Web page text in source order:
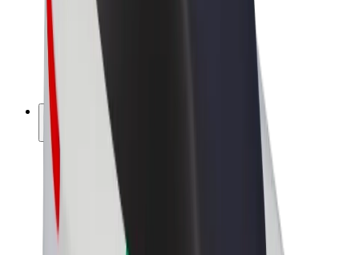
Ingresos de repartidor
Comercios de Bolt Food
Franquicias
Empresa
Trabaja con nosotros
Acerca de Bolt
Sostenibilidad en Bolt
Project Zero